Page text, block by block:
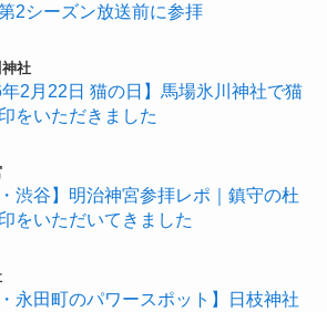
2シーズン放送前に参拝
社
年2月22日 猫の日】馬場氷川神社で猫
をいただきました
・渋谷】明治神宮参拝レポ｜鎮守の杜
をいただいてきました
・永田町のパワースポット】日枝神社